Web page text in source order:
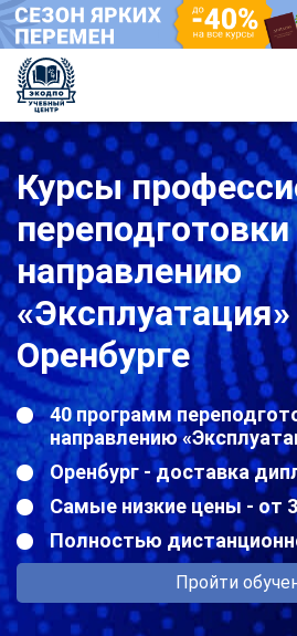
Курсы
направлению
Оренбурге
40 программ
направлению
Оренбург - доставка
Самые низкие цены - от
Полностью
Пройти